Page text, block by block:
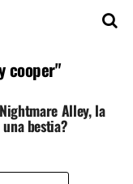
cooper"
Alley, la
bestia?